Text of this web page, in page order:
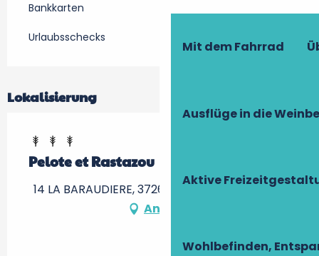
Mit dem Fahrrad
Ausflüge in die
Aktive
Wohlbefinden,
Bankkarten
Urlaubsschecks
Lokalisierung
Pelote et Rastazou
14 LA BARAUDIERE, 37260 Artannes-sur-Indre
Anfahrt